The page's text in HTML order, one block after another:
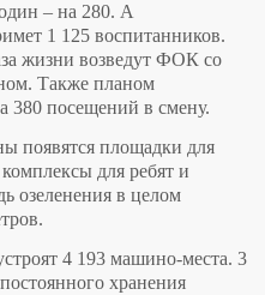
– на 280. А
1 125 воспитанников.
жизни возведут ФОК со
Также планом
380 посещений в смену.
появятся площадки для
для ребят и
озеленения в целом
4 193 машино-места. 3
хранения